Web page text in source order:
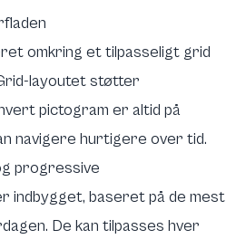
omkring et tilpasseligt grid
layoutet støtter
pictogram er altid på
navigere hurtigere over tid.
progressive
indbygget, baseret på de mest
De kan tilpasses hver